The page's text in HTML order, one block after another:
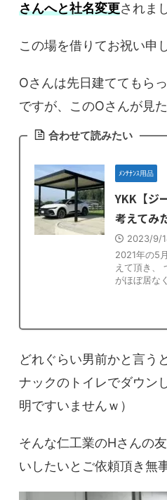
さんへと社名変更されま
この場を借りてお祝い申
Oさんは先日建ててもら
ですが、このOさんが見
合わせて読みたい
ﾒﾝﾃﾅﾝｽ用品
YKK【ジ
考えてみ
2023/9/
2021年の5
えて頂き、
がほぼ居な
どれぐらい男前かと言う
ナックのトイレでダウン
明ですいませんｗ）
そんな仁工業のHさんの
いしたいとご依頼頂き無